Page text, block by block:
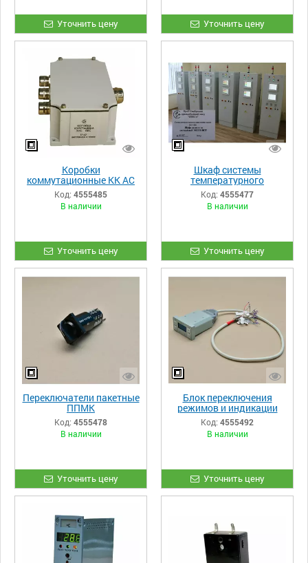
Уточнить цену Уточнить цену
Коробки
коммутационные КК АС
Код: 4555485
В наличии
Уточнить цену
Шкаф системы
температурного
контроля ЦН БНС
Код: 4555477
В наличии
Уточнить цену
Переключатели пакетные
ППМК
Код: 4555478
В наличии
Уточнить цену
Блок переключения
режимов и индикации
БПРИ-01 АС
Код: 4555492
В наличии
Уточнить цену